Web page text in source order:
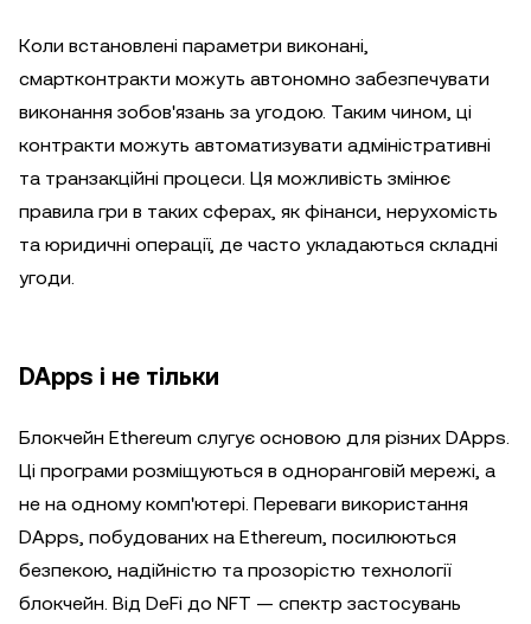
Коли встановлені параметри виконані,
смартконтракти можуть автономно забезпечувати
виконання зобов'язань за угодою. Таким чином, ці
контракти можуть автоматизувати адміністративні
та транзакційні процеси. Ця можливість змінює
правила гри в таких сферах, як фінанси, нерухомість
та юридичні операції, де часто укладаються складні
угоди.
DApps і не тільки
Блокчейн Ethereum слугує основою для різних DApps.
Ці програми розміщуються в одноранговій мережі, а
не на одному комп'ютері. Переваги використання
DApps, побудованих на Ethereum, посилюються
безпекою, надійністю та прозорістю технології
блокчейн. Від DeFi до NFT — спектр застосувань